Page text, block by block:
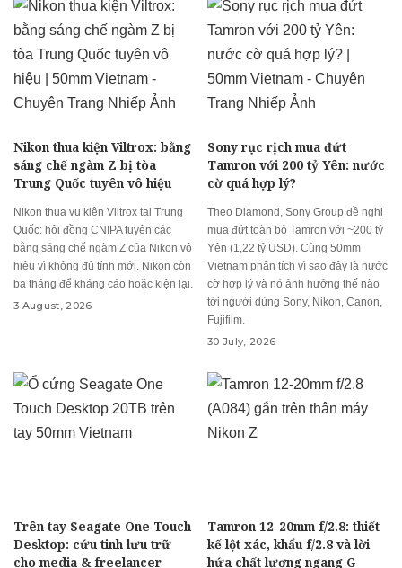
Nikon thua kiện Viltrox: bằng
sáng chế ngàm Z bị tòa
Trung Quốc tuyên vô hiệu
Nikon thua vụ kiện Viltrox tại Trung
Quốc: hội đồng CNIPA tuyên các
bằng sáng chế ngàm Z của Nikon vô
hiệu vì không đủ tính mới. Nikon còn
ba tháng để kháng cáo hoặc kiện lại.
3 August, 2026
Sony rục rịch mua đứt
Tamron với 200 tỷ Yên: nước
cờ quá hợp lý?
Theo Diamond, Sony Group đề nghị
mua đứt toàn bộ Tamron với ~200 tỷ
Yên (1,22 tỷ USD). Cùng 50mm
Vietnam phân tích vì sao đây là nước
cờ hợp lý và nó ảnh hưởng thế nào
tới người dùng Sony, Nikon, Canon,
Fujifilm.
30 July, 2026
Trên tay Seagate One Touch
Desktop: cứu tinh lưu trữ
cho media & freelancer
Tamron 12-20mm f/2.8: thiết
kế lột xác, khẩu f/2.8 và lời
hứa chất lượng ngang G